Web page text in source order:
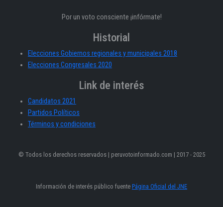
Por un voto consciente ¡infórmate!
Historial
Elecciones Gobiernos regionales y municipales 2018
Elecciones Congresales 2020
Link de interés
Candidatos 2021
Partidos Políticos
Términos y condiciones
© Todos los derechos reservados | peruvotoinformado.com | 2017 - 2025
Información de interés público fuente Página Oficial del JNE